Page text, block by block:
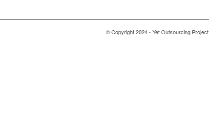
© Copyright 2024 - Yet Outsourcing Project